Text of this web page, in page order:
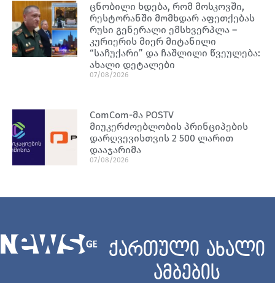
ცნობილი ხდება, რომ მოსკოვში,
რესტორანში მომხდარ აფეთქებას
რუსი გენერალი ემსხვერპლა –
კურიერის მიერ მიტანილი
“საჩუქარი” და ჩაშლილი წვეულება:
ახალი დეტალები
07/08/2026
ComCom-მა POSTV
მიუკერძოებლობის პრინციპების
დარღვევისთვის 2 500 ლარით
დააჯარიმა
07/08/2026
ქართული ახალი
ამბების